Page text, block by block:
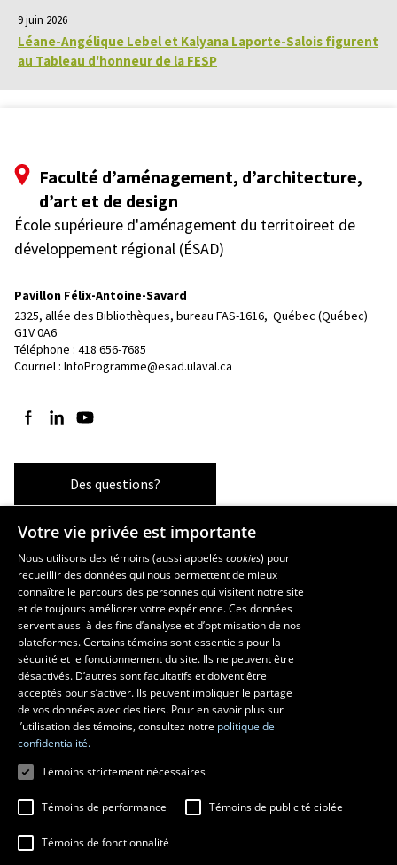
9 juin 2026
Léane-Angélique Lebel et Kalyana Laporte-Salois figurent
au Tableau d'honneur de la FESP
Faculté d’aménagement, d’architecture,
d’art et de design
École supérieure d'aménagement du territoireet de
développement régional (ÉSAD)
Pavillon Félix-Antoine-Savard
2325, allée des Bibliothèques, bureau FAS-1616, Québec (Québec)
G1V 0A6
Téléphone : 418 656-7685
Courriel : InfoProgramme@esad.ulaval.ca
Suivez-nous sur Facebook
Suivez-nous sur LinkedIn
Suivez-nous sur YouTube
Des questions?
Les écoles et la recherche
École supérieure d’aménagement du territoire et de développement
régional
École d’architecture
École d’art
École de design
Centre de recherche en aménagement et développement
Votre vie privée est importante
Nous utilisons des témoins (aussi appeléscookies) pour
recueillir des données qui nous permettent de mieux
connaître le parcours des personnes qui visitent notre site
et de toujours améliorer votre expérience. Ces données
servent aussi à des fins d’analyse et d’optimisation de nos
plateformes. Certains témoins sont essentiels pour la
sécurité et le fonctionnement du site. Ils ne peuvent être
désactivés. D’autres sont facultatifs et doivent être
acceptés pour s’activer. Ils peuvent impliquer le partage
de vos données avec des tiers. Pour en savoir plus sur
l’utilisation des témoins, consultez notre politique de
confidentialité.
Témoins strictement nécessaires
Témoins de performance Témoins de publicité ciblée
Témoins de fonctionnalité